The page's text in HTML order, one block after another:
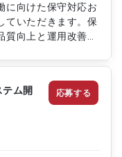
に向けた保守対応お
ていただきます。保
向上と運用改善に
認 ・VB.NETを用い
システムの保守・
計書、手順書など
発メンバーと連携
ム開
応募する